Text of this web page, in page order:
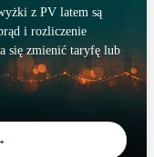
z PV latem są
i rozliczenie
się zmienić taryfę lub